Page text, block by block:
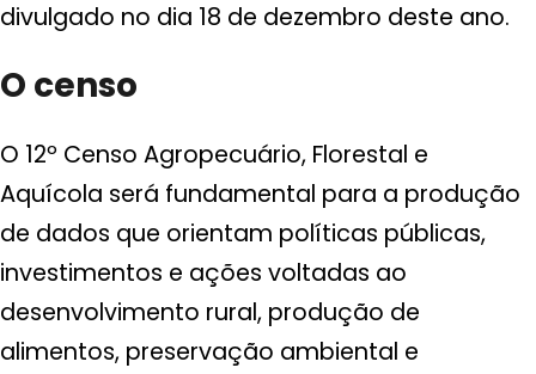
divulgado no dia 18 de dezembro deste ano.
O censo
O 12º Censo Agropecuário, Florestal e
Aquícola será fundamental para a produção
de dados que orientam políticas públicas,
investimentos e ações voltadas ao
desenvolvimento rural, produção de
alimentos, preservação ambiental e